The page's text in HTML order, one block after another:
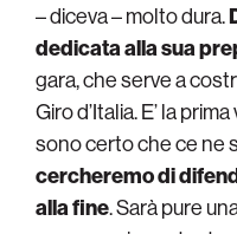
– diceva – molto dura.
dedicata alla sua
gara, che serve a
Giro d’Italia. E’ la
sono certo che ce ne
cercheremo di
alla fine. Sarà pure